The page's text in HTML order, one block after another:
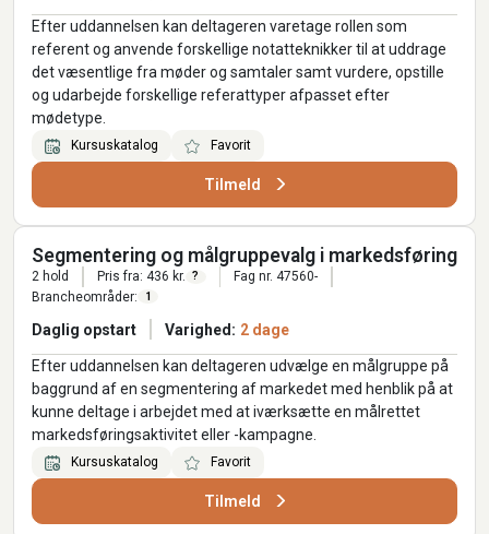
Efter uddannelsen kan deltageren varetage rollen som
referent og anvende forskellige notatteknikker til at uddrage
det væsentlige fra møder og samtaler samt vurdere, opstille
og udarbejde forskellige referattyper afpasset efter
mødetype.
Kursuskatalog Favorit
Tilmeld
Segmentering og målgruppevalg i markedsføring
2 hold Pris fra: 436 kr. ?
Fag nr. 47560-
Brancheområder:
1
Daglig opstart Varighed: 2 dage
Efter uddannelsen kan deltageren udvælge en målgruppe på
baggrund af en segmentering af markedet med henblik på at
kunne deltage i arbejdet med at iværksætte en målrettet
markedsføringsaktivitet eller -kampagne.
Kursuskatalog Favorit
Tilmeld